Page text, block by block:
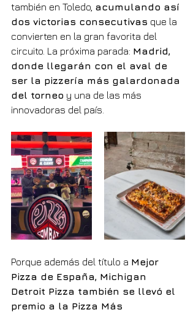
también en Toledo, acumulando así
dos victorias consecutivas que la
convierten en la gran favorita del
circuito. La próxima parada: Madrid,
donde llegarán con el aval de
ser la pizzería más galardonada
del torneo y una de las más
innovadoras del país.
Porque además del título a Mejor
Pizza de España, Michigan
Detroit Pizza también se llevó el
premio a la Pizza Más